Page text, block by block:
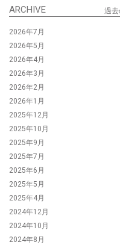
ARCHIVE 過
2026年7月
2026年5月
2026年4月
2026年3月
2026年2月
2026年1月
2025年12月
2025年10月
2025年9月
2025年7月
2025年6月
2025年5月
2025年4月
2024年12月
2024年10月
2024年8月